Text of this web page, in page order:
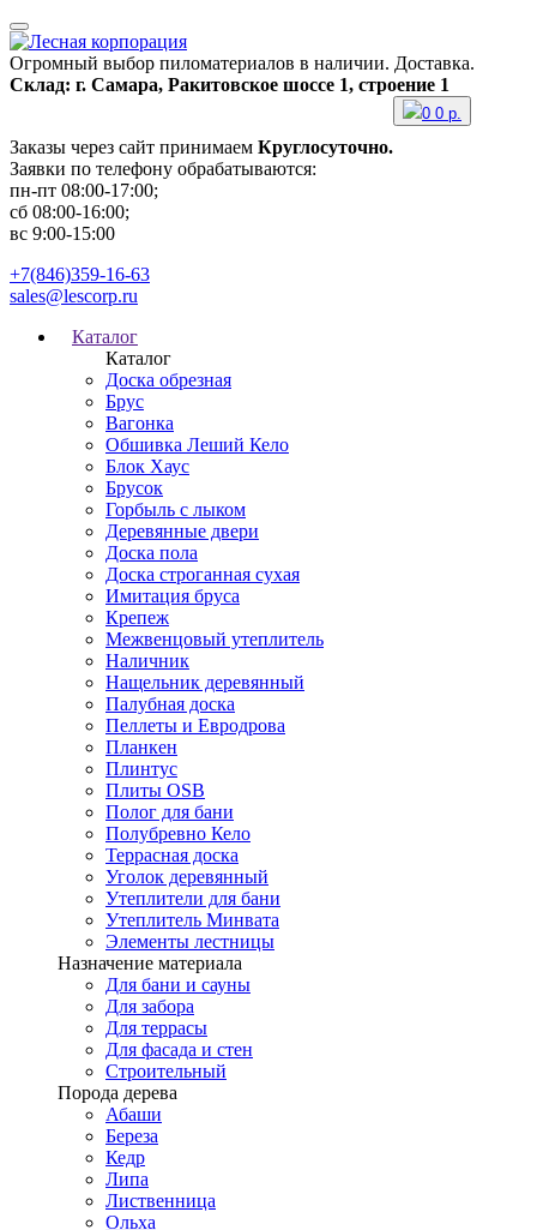
Огромный выбор пиломатериалов в наличии. Доставка.
Склад: г. Самара, Ракитовское шоссе 1, строение 1
Заказы через сайт принимаем Круглосуточно.
Заявки по телефону обрабатываются:
пн-пт 08:00-17:00;
сб 08:00-16:00;
вс 9:00-15:00
0 0 р.
+7(846)359-16-63
sales@lescorp.ru
Каталог
Каталог
Доска обрезная
Брус
Вагонка
Обшивка Леший Кело
Блок Хаус
Брусок
Горбыль с лыком
Деревянные двери
Доска пола
Доска строганная сухая
Имитация бруса
Крепеж
Межвенцовый утеплитель
Наличник
Нащельник деревянный
Палубная доска
Пеллеты и Евродрова
Планкен
Плинтус
Плиты OSB
Полог для бани
Полубревно Кело
Террасная доска
Уголок деревянный
Утеплители для бани
Утеплитель Минвата
Элементы лестницы
Назначение материала
Для бани и сауны
Для забора
Для террасы
Для фасада и стен
Строительный
Порода дерева
Абаши
Береза
Кедр
Липа
Лиственница
Ольха